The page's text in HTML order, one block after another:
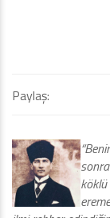
Paylaş: